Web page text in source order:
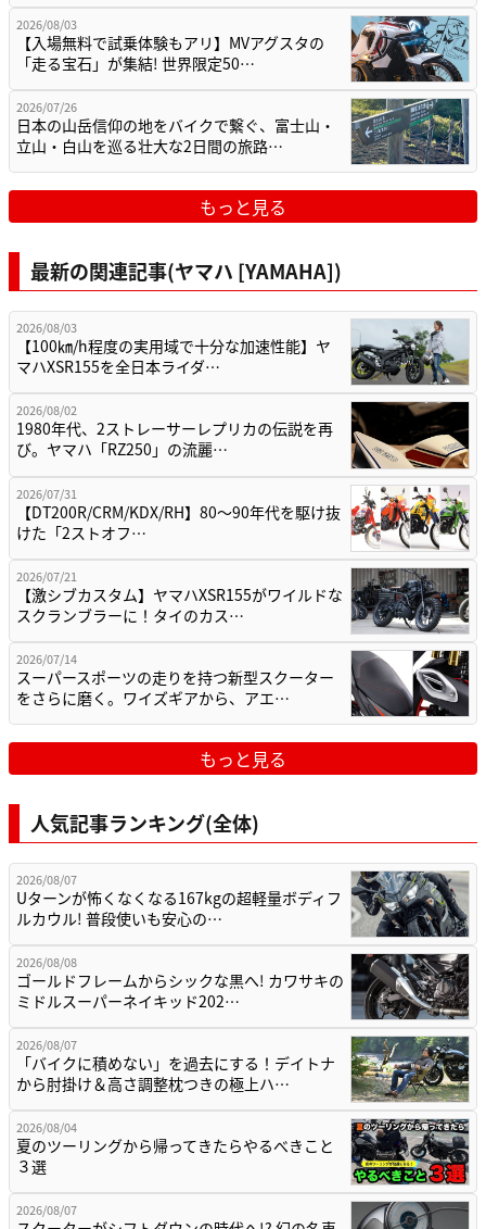
2026/08/03
【入場無料で試乗体験もアリ】MVアグスタの
「走る宝石」が集結! 世界限定50…
2026/07/26
日本の山岳信仰の地をバイクで繋ぐ、富士山・
立山・白山を巡る壮大な2日間の旅路…
もっと見る
最新の関連記事(ヤマハ [YAMAHA])
2026/08/03
【100㎞/h程度の実用域で十分な加速性能】ヤ
マハXSR155を全日本ライダ…
2026/08/02
1980年代、2ストレーサーレプリカの伝説を再
び。ヤマハ「RZ250」の流麗…
2026/07/31
【DT200R/CRM/KDX/RH】80〜90年代を駆け抜
けた「2ストオフ…
2026/07/21
【激シブカスタム】ヤマハXSR155がワイルドな
スクランブラーに！タイのカス…
2026/07/14
スーパースポーツの走りを持つ新型スクーター
をさらに磨く。ワイズギアから、アエ…
もっと見る
人気記事ランキング(全体)
2026/08/07
Uターンが怖くなくなる167kgの超軽量ボディフ
ルカウル! 普段使いも安心の…
2026/08/08
ゴールドフレームからシックな黒へ! カワサキの
ミドルスーパーネイキッド202…
2026/08/07
「バイクに積めない」を過去にする！デイトナ
から肘掛け＆高さ調整枕つきの極上ハ…
2026/08/04
夏のツーリングから帰ってきたらやるべきこと
３選
2026/08/07